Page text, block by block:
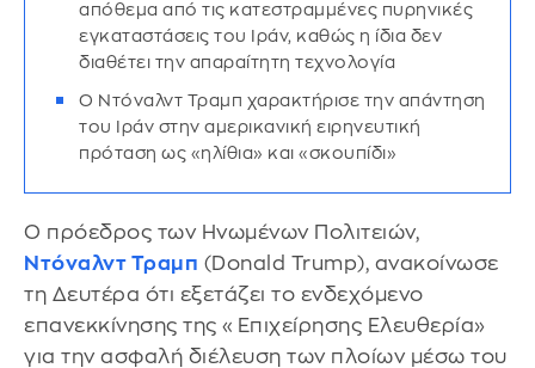
απόθεμα από τις κατεστραμμένες πυρηνικές
εγκαταστάσεις του Ιράν, καθώς η ίδια δεν
διαθέτει την απαραίτητη τεχνολογία
Ο Ντόναλντ Τραμπ χαρακτήρισε την απάντηση
του Ιράν στην αμερικανική ειρηνευτική
πρόταση ως «ηλίθια» και «σκουπίδι»
Ο πρόεδρος των Ηνωμένων Πολιτειών,
Ντόναλντ Τραμπ (Donald Trump), ανακοίνωσε
τη Δευτέρα ότι εξετάζει το ενδεχόμενο
επανεκκίνησης της «Επιχείρησης Ελευθερία»
για την ασφαλή διέλευση των πλοίων μέσω του